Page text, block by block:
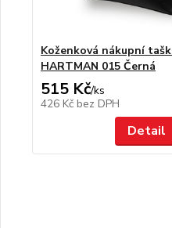
Koženková nákupní
HARTMAN 015 Černá
515 Kč/ks
426 Kč bez DPH
Detail